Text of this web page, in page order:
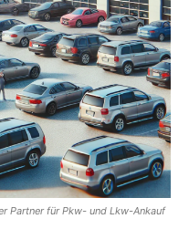
Partner für Pkw- und Lkw-Ankauf